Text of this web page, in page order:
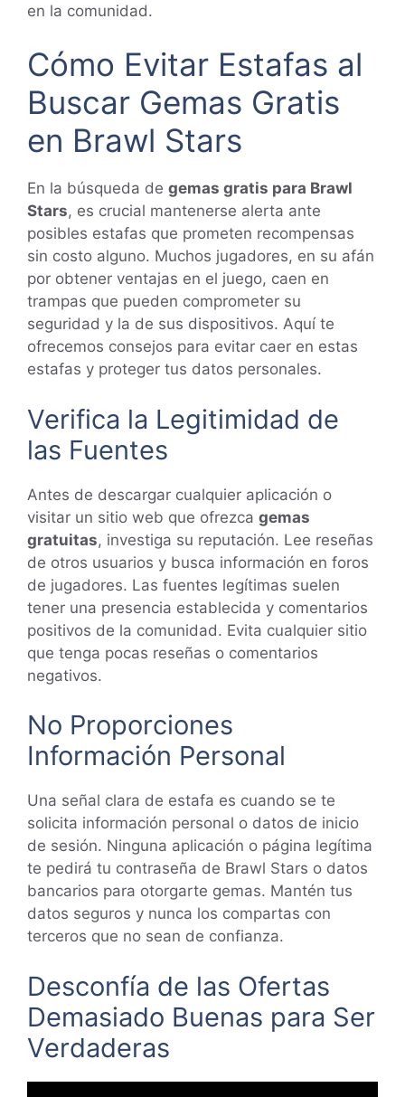
en la comunidad.
Cómo Evitar Estafas al
Buscar Gemas Gratis
en Brawl Stars
En la búsqueda de gemas gratis para Brawl
Stars, es crucial mantenerse alerta ante
posibles estafas que prometen recompensas
sin costo alguno. Muchos jugadores, en su afán
por obtener ventajas en el juego, caen en
trampas que pueden comprometer su
seguridad y la de sus dispositivos. Aquí te
ofrecemos consejos para evitar caer en estas
estafas y proteger tus datos personales.
Verifica la Legitimidad de
las Fuentes
Antes de descargar cualquier aplicación o
visitar un sitio web que ofrezca gemas
gratuitas, investiga su reputación. Lee reseñas
de otros usuarios y busca información en foros
de jugadores. Las fuentes legítimas suelen
tener una presencia establecida y comentarios
positivos de la comunidad. Evita cualquier sitio
que tenga pocas reseñas o comentarios
negativos.
No Proporciones
Información Personal
Una señal clara de estafa es cuando se te
solicita información personal o datos de inicio
de sesión. Ninguna aplicación o página legítima
te pedirá tu contraseña de Brawl Stars o datos
bancarios para otorgarte gemas. Mantén tus
datos seguros y nunca los compartas con
terceros que no sean de confianza.
Desconfía de las Ofertas
Demasiado Buenas para Ser
Verdaderas